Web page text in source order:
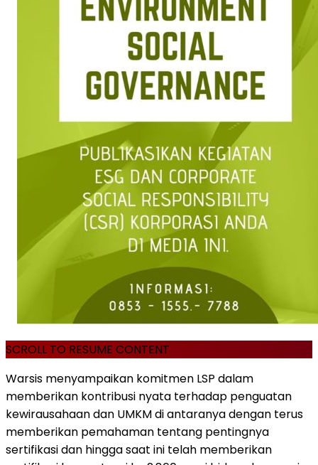
SCROLL TO RESUME CONTENT
Warsis menyampaikan komitmen LSP dalam
memberikan kontribusi nyata terhadap penguatan
kewirausahaan dan UMKM di antaranya dengan terus
memberikan pemahaman tentang pentingnya
sertifikasi dan hingga saat ini telah memberikan